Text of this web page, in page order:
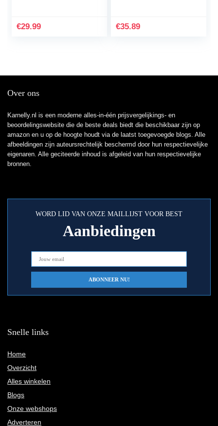
handbelettering…
€29.99
Desktop Inrichting
€35.89
Over ons
Karnelly.nl is een moderne alles-in-één prijsvergelijkings- en
beoordelingswebsite die de beste deals biedt die beschikbaar zijn op
amazon en u op de hoogte houdt via de laatst toegevoegde blogs. Alle
afbeeldingen zijn auteursrechtelijk beschermd door hun respectievelijke
eigenaren. Alle geciteerde inhoud is afgeleid van hun respectievelijke
bronnen.
WORD LID VAN ONZE MAILLIJST VOOR BEST
Aanbiedingen
Snelle links
Home
Overzicht
Alles winkelen
Blogs
Onze webshops
Adverteren